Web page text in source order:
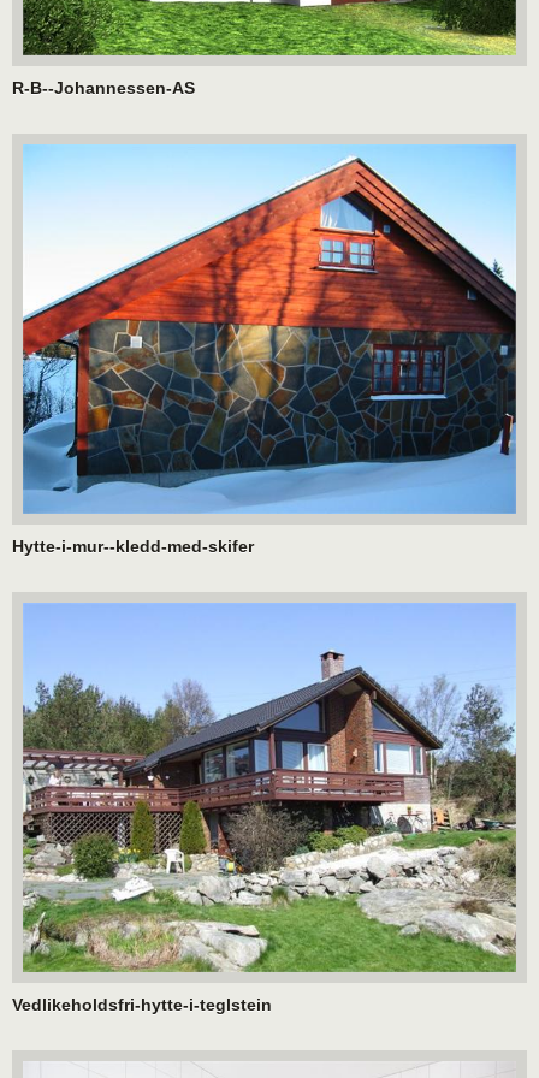
R-B--Johannessen-AS
Hytte-i-mur--kledd-med-skifer
Vedlikeholdsfri-hytte-i-teglstein